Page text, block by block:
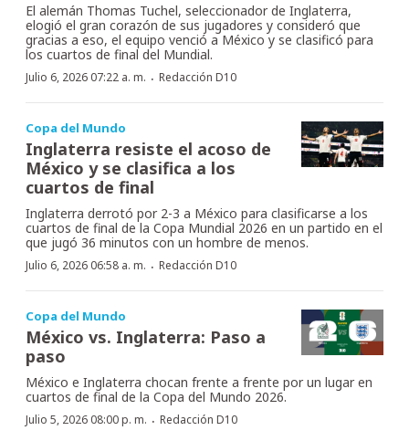
El alemán Thomas Tuchel, seleccionador de Inglaterra,
elogió el gran corazón de sus jugadores y consideró que
gracias a eso, el equipo venció a México y se clasificó para
los cuartos de final del Mundial.
Julio 6, 2026 07:22 a. m. · Redacción D10
Copa del Mundo
Inglaterra resiste el acoso de
México y se clasifica a los
cuartos de final
Inglaterra derrotó por 2-3 a México para clasificarse a los
cuartos de final de la Copa Mundial 2026 en un partido en el
que jugó 36 minutos con un hombre de menos.
Julio 6, 2026 06:58 a. m. · Redacción D10
Copa del Mundo
México vs. Inglaterra: Paso a
paso
México e Inglaterra chocan frente a frente por un lugar en
cuartos de final de la Copa del Mundo 2026.
Julio 5, 2026 08:00 p. m. · Redacción D10